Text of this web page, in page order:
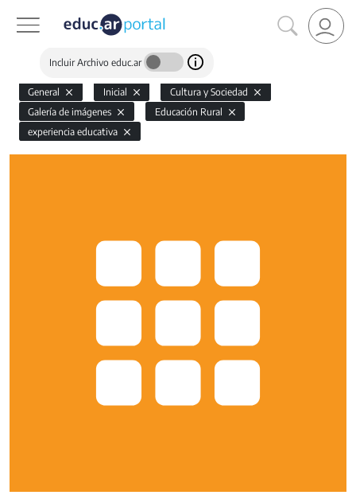
Incluir Archivo educ.ar
General Inicial
Cultura y Sociedad
Galería de imágenes
Educación Rural
experiencia educativa